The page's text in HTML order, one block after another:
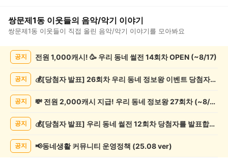
쌍문제1동 이웃들의 음악/악기 이야기
쌍문제1동 이웃들이 직접 올린 음악/악기 이야기를 모아봐요
악/
글
공지 전원 1,000캐시! 🥳 우리 동네 썰전 14회차 OPEN (~8/17)
공지 💰[당첨자 발표] 26회차 우리 동네 정보왕 이벤트 당첨자를 발표합니다!
공지 💸 전원 2,000캐시 지급! 우리 동네 정보왕 27회차 (~8/10)
공지 💰[당첨자 발표] 우리 동네 썰전 12회차 당첨자를 발표합니다!
공지 📢동네생활 커뮤니티 운영정책 (25.08 ver)